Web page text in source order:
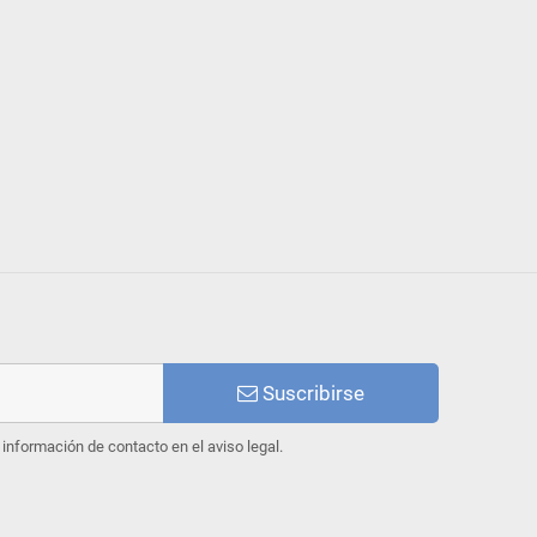
Suscribirse
de contacto en el aviso legal.